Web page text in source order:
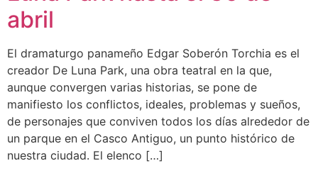
abril
El dramaturgo panameño Edgar Soberón Torchia es el
creador De Luna Park, una obra teatral en la que,
aunque convergen varias historias, se pone de
manifiesto los conflictos, ideales, problemas y sueños,
de personajes que conviven todos los días alrededor de
un parque en el Casco Antiguo, un punto histórico de
nuestra ciudad. El elenco […]